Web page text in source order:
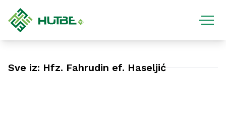
Sve iz: Hfz. Fahrudin ef. Haseljić